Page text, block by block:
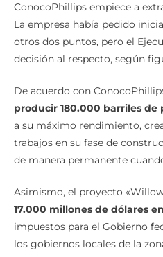
ConocoPhillips empiece a
La empresa había pedido
otros dos puntos, pero el
decisión al respecto, según
De acuerdo con
producir 180.000 barriles de
a su máximo rendimiento,
trabajos en su fase de
de manera permanente
Asimismo, el proyecto
17.000 millones de dólares
impuestos para el Gobierno
los gobiernos locales de la